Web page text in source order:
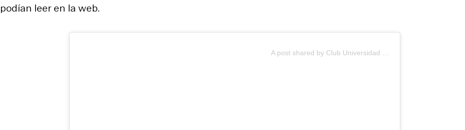
podían leer en la web.